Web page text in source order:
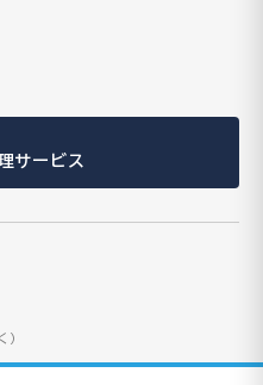
サービス
）